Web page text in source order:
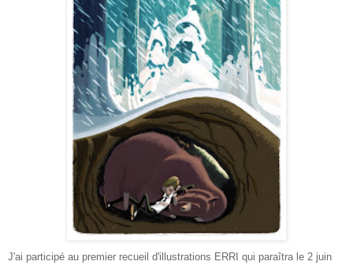
J'ai participé au premier recueil d'illustrations ERRI qui paraîtra le 2 juin